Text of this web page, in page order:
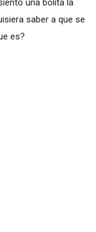
una bolita la
saber a que se
es?